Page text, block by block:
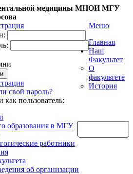
медицины МНОИ МГУ
свой пароль?
как пользователь:
Меню
Главная
Наш
Факультет
О
факультете
История
образования в МГУ
работники
об организации